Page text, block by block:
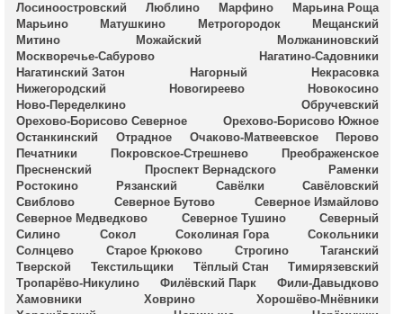
Лосиноостровский
Люблино Марфино
Марьина Роща
Марьино
Матушкино Метрогородок
Мещанский
Митино
Можайский
Молжаниновский
Москворечье-Сабурово
Нагатино-Садовники
Нагатинский Затон
Нагорный
Некрасовка
Нижегородский
Новогиреево
Новокосино
Ново-Переделкино
Обручевский
Орехово-Борисово Северное
Орехово-Борисово Южное
Останкинский
Отрадное Очаково-Матвеевское
Перово
Печатники
Покровское-Стрешнево
Преображенское
Пресненский
Проспект Вернадского
Раменки
Ростокино
Рязанский Савёлки
Савёловский
Свиблово
Северное Бутово
Северное Измайлово
Северное Медведково
Северное Тушино
Северный
Силино
Сокол Соколиная Гора
Сокольники
Солнцево
Старое Крюково Строгино
Таганский
Тверской
Текстильщики Тёплый Стан
Тимирязевский
Тропарёво-Никулино
Филёвский Парк
Фили-Давыдково
Хамовники
Ховрино
Хорошёво-Мнёвники